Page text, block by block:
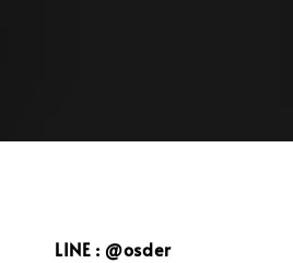
LINE : @osder